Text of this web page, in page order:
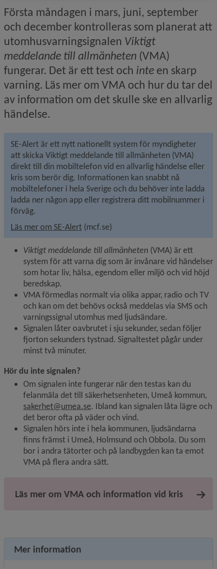
Första måndagen i mars, juni, september
och december kontrolleras som planerat att
utomhus­varning­signalen Viktigt
meddelande till allmänheten (VMA)
fungerar. Det är ett test och inte en skarp
varning. Läs mer om VMA och hur du tar del
av information om det skulle ske en allvarlig
händelse.
SE-Alert är ett nytt nationellt system för myndigheter
att skicka Viktigt meddelande till allmänheten (VMA)
direkt till din mobiltelefon vid en allvarlig händelse eller
kris som berör dig. Informationen kan snabbt nå
mobiltelefoner i hela Sverige och du behöver inte ladda
ladda ner någon app eller registrera ditt mobilnummer i
förväg.
Läs mer om SE-AlertLänk till annan webbplats, öppnas i
(mcf.se)
Viktigt meddelande till allmänheten (VMA) är ett
system för att varna dig som är invånare vid händelser
som hotar liv, hälsa, egendom eller miljö och vid höjd
beredskap.
VMA förmedlas normalt via olika appar, radio och TV
och kan om det behövs också meddelas via SMS och
varningssignal utomhus med ljudsändare.
Signalen låter oavbrutet i sju sekunder, sedan följer
fjorton sekunders tystnad. Signaltestet pågår under
minst två minuter.
Hör du inte signalen?
Om signalen inte fungerar när den testas kan du
sakerhet@umea.se. Ibland kan signalen låta lägre och
det beror ofta på väder och vind.
Signalen hörs inte i hela kommunen, ljudsändarna
finns främst i Umeå, Holmsund och Obbola. Du som
bor i andra tätorter och på landbygden kan ta emot
VMA på flera andra sätt.
Läs mer om VMA och information vid kris
Mer information